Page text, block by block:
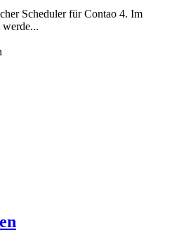
Scheduler für Contao 4. Im